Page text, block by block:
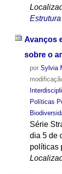
Estrutura
Avanços
sobre o
por Sylvia
Políticas
Série
dia 5 de
políticas